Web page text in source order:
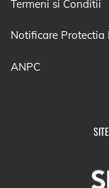
Termeni si Conditii
Notificare Protectia
ANPC